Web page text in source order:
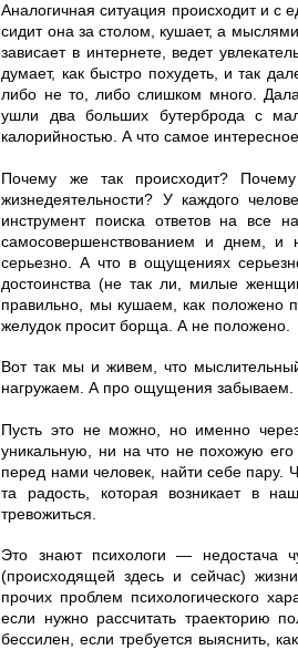
Аналогичная ситуация происходит и
сидит она за столом, кушает, а
зависает в интернете, ведет
думает, как быстро похудеть, и так
либо не то, либо слишком много.
ушли два больших бутерброда с
калорийностью. А что самое
Почему же так происходит?
жизнедеятельности? У каждого
инструмент поиска ответов на все
самосовершенствованием и днем, и
серьезно. А что в ощущениях
достоинства (не так ли, милые
правильно, мы кушаем, как положено
желудок просит борща. А не положено.
Вот так мы и живем, что
нагружаем. А про ощущения забываем.
Пусть это не можно, но именно
уникальную, ни на что не похожую его
перед нами человек, найти себе пару.
та радость, которая возникает в
тревожиться.
Это знают психологи — недостача
(происходящей здесь и сейчас)
прочих проблем психологического
если нужно рассчитать траекторию
бессилен, если требуется выяснить,